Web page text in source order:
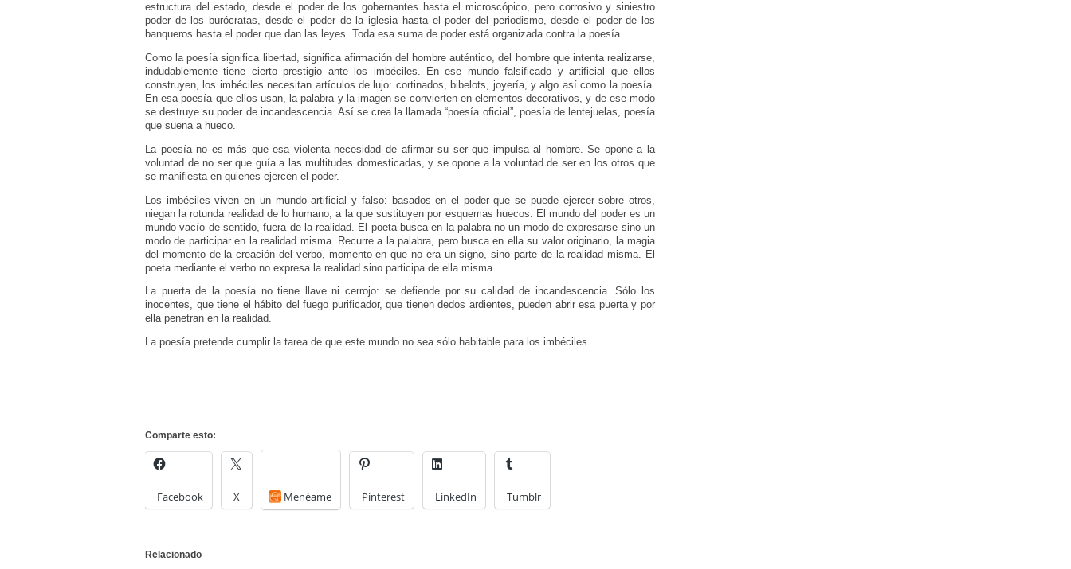
estructura del estado, desde el poder de los gobernantes hasta el microscópico, pero corrosivo y siniestro
poder de los burócratas, desde el poder de la iglesia hasta el poder del periodismo, desde el poder de los
banqueros hasta el poder que dan las leyes. Toda esa suma de poder está organizada contra la poesía.
Como la poesía significa libertad, significa afirmación del hombre auténtico, del hombre que intenta realizarse,
indudablemente tiene cierto prestigio ante los imbéciles. En ese mundo falsificado y artificial que ellos
construyen, los imbéciles necesitan artículos de lujo: cortinados, bibelots, joyería, y algo así como la poesía.
En esa poesía que ellos usan, la palabra y la imagen se convierten en elementos decorativos, y de ese modo
se destruye su poder de incandescencia. Así se crea la llamada “poesía oficial”, poesía de lentejuelas, poesía
que suena a hueco.
La poesía no es más que esa violenta necesidad de afirmar su ser que impulsa al hombre. Se opone a la
voluntad de no ser que guía a las multitudes domesticadas, y se opone a la voluntad de ser en los otros que
se manifiesta en quienes ejercen el poder.
Los imbéciles viven en un mundo artificial y falso: basados en el poder que se puede ejercer sobre otros,
niegan la rotunda realidad de lo humano, a la que sustituyen por esquemas huecos. El mundo del poder es un
mundo vacío de sentido, fuera de la realidad. El poeta busca en la palabra no un modo de expresarse sino un
modo de participar en la realidad misma. Recurre a la palabra, pero busca en ella su valor originario, la magia
del momento de la creación del verbo, momento en que no era un signo, sino parte de la realidad misma. El
poeta mediante el verbo no expresa la realidad sino participa de ella misma.
La puerta de la poesía no tiene llave ni cerrojo: se defiende por su calidad de incandescencia. Sólo los
inocentes, que tiene el hábito del fuego purificador, que tienen dedos ardientes, pueden abrir esa puerta y por
ella penetran en la realidad.
La poesía pretende cumplir la tarea de que este mundo no sea sólo habitable para los imbéciles.
Comparte esto:
Facebook X Menéame Pinterest LinkedIn Tumblr
Relacionado